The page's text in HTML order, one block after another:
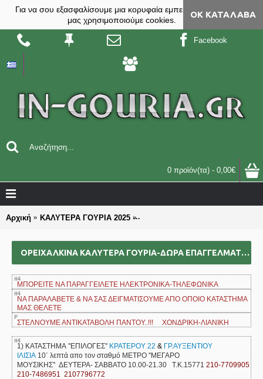
Για να σου εξασφαλίσουμε μια κορυφαία εμπειρία, στο site
μας χρησιμοποιούμε cookies.
ΟΚ ΚΑΤΆΛΑΒΑ
Facebook
0 προϊόν(τα) - 0,00€
Αρχική ΚΑΛΥΤΕΡΑ ΓΟΥΡΙΑ 2025 ΟΡΕΙΧΑΛΚΙΝΑ καλύτερα γούρια-
ΟΡΕΙΧΑΛΚΙΝΑ ΚΑΛΎΤΕΡΑ ΓΟΎΡΙΑ-ΔΏΡΑ ΕΠΑΓΓΕΛΜΑΤΙΚΆ ΟΜΑΔΙΚΆ ΕΠΙΧΕΙΡΗΜΑΤΙΚΆ ΓΙΑ BAZZAR ΣΧΟΛΕΊΑ ΣΥΛΛΌΓΟΥΣ 2025
ΜΠΟΡΕΙΤΕ ΝΑ ΠΑΡΑΓΓΕΙΛΕΤΕ ΗΛΕΚΤΡΟΝΙΚΑ-ΤΗΛΕΦΩΝΙΚΑ
ΝΑ ΠΑΡΑΛΑΒΕΤΕ & ΝΑ ΣΑΣ ΔΕΙΓΜΑΤΙΣΟΥΜΕ ΑΠΟ ΟΠΟΙΟ ΚΑΤΑΣΤΗΜΑ
ΜΑΣ ΘΕΛΕΤΕ
ΣΤΕΛΝΟΥΜΕ ΑΝΤΙΚΑΤΑΒΟΛΗ ΠΑΝΤΟΥ..!!! ΧΟΝΔΡΙΚΗ-ΛΙΑΝΙΚΗ
1) ΚΑΤΑΣΤΗΜΑ ''ΕΠΙΛΟΓΕΣ'' ΚΡΑΤΕΡΟΥ 22 & ΓΡ.ΑΥΞΕΝΤΙΟΥ
ΙΛΙΣΙΑ 10΄ λεπτά απο τον σταθμό ΜΕΤΡΟ ''ΜΕΓΑΡΟ
ΜΟΥΣΙΚΗΣ'' ΔΕΥΤΕΡΑ- ΣΑΒΒΑΤΟ 10.00-21.30 Τ.Κ.15771 210-7709905
210-7486951 2107796772